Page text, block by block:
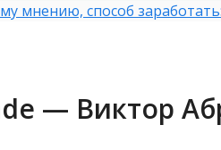
мнению, способ заработать:
— Виктор